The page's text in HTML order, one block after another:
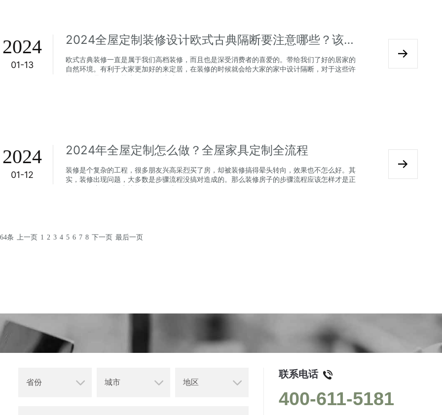
2024
01-13
2024全屋定制装修设计欧式古典隔断要注意哪些？该如何搭配？
欧式古典装修一直是属于我们高档装修，而且也是深受消费者的喜爱的。带给我们了好的居家的
自然环境。有利于大家更加好的来定居，在装修的时候就会给大家的家中设计隔断，对于这些许
多的人还是知道的较少的。下面小编...
2024
01-12
2024年全屋定制怎么做？全屋家具定制全流程
装修是个复杂的工程，很多朋友兴高采烈买了房，却被装修搞得晕头转向，效果也不怎么好。其
实，装修出现问题，大多数是步骤流程没搞对造成的。那么装修房子的步骤流程应该怎样才是正
确的呢？由于知识点比较多，下面小...
条 上一页 1 2 3 4 5 6 7 8 下一页 最后一页
联系电话
400-611-5181